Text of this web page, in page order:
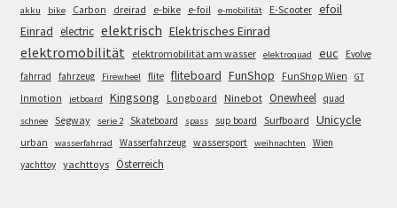
akku bike Carbon dreirad e-bike e-foil e-mobilität E-Scooter efoil
Einrad electric elektrisch Elektrisches Einrad
elektromobilität elektromobilität am wasser elektroquad euc
Evolve
fahrrad
fahrzeug Firewheel flite fliteboard FunShop FunShop Wien GT
Inmotion jetboard Kingsong Longboard Ninebot Onewheel quad
schnee Segway serie 2 Skateboard spass sup board Surfboard Unicycle
urban wasserfahrrad Wasserfahrzeug wassersport weihnachten
Wien
yachttoy yachttoys Österreich